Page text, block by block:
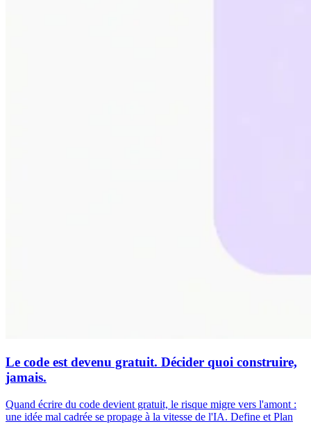
Le code est devenu gratuit. Décider quoi construire,
jamais.
Quand écrire du code devient gratuit, le risque migre vers l'amont :
une idée mal cadrée se propage à la vitesse de l'IA. Define et Plan